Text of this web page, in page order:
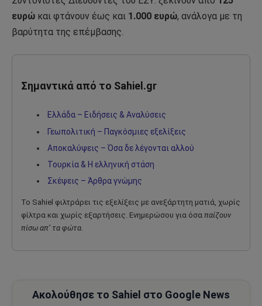
ευρώ και φτάνουν έως και 1.000 ευρώ, ανάλογα με τη
βαρύτητα της επέμβασης.
Σημαντικά από το Sahiel.gr
Ελλάδα – Ειδήσεις & Αναλύσεις
Γεωπολιτική – Παγκόσμιες εξελίξεις
Αποκαλύψεις – Όσα δε λέγονται αλλού
Τουρκία & Η ελληνική στάση
Σκέψεις – Άρθρα γνώμης
Το Sahiel φιλτράρει τις εξελίξεις με ανεξάρτητη ματιά, χωρίς
φίλτρα και χωρίς εξαρτήσεις. Ενημερώσου για όσα παίζουν
πίσω απ’ τα φώτα
Ακολούθησε το Sahiel στο Google News